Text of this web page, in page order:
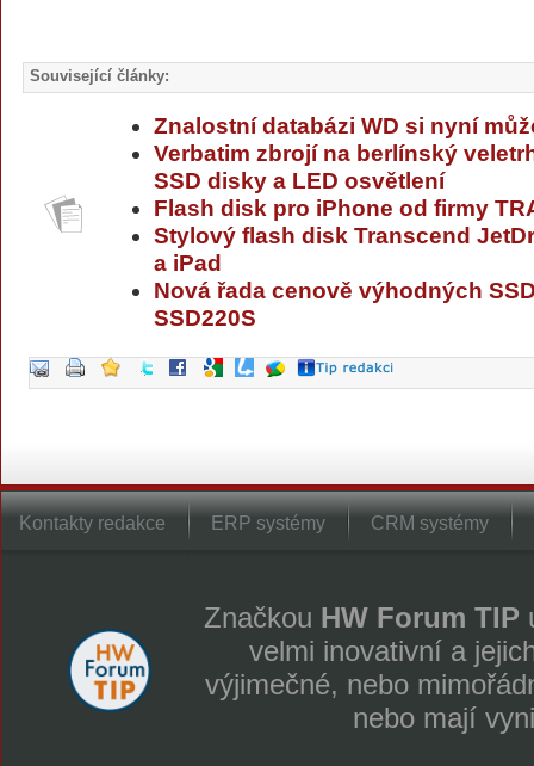
Související články:
Znalostní databázi WD si nyní
Verbatim zbrojí na berlínský
SSD disky a LED osvětlení
Flash disk pro iPhone od firmy
Stylový flash disk Transcend
a iPad
Nová řada cenově výhodných
SSD220S
Kontakty redakce ERP systémy CRM systémy
Značkou HW Forum TIP
velmi inovativní a
výjimečné, nebo
nebo mají